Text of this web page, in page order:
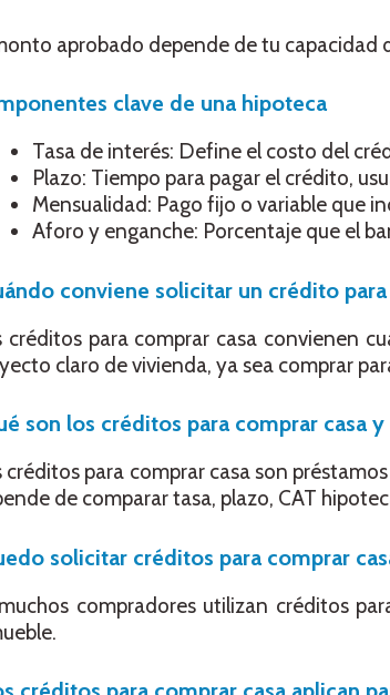
aprobado depende de tu capacidad
clave de una hipoteca
Tasa de interés: Define el costo del
Plazo: Tiempo para pagar el crédito,
Mensualidad: Pago fijo o variable que
Aforo y enganche: Porcentaje que el
conviene solicitar un crédito
créditos para comprar casa convienen
claro de vivienda, ya sea comprar
son los créditos para comprar casa
créditos para comprar casa son
de comparar tasa, plazo, CAT
solicitar créditos para comprar
compradores utilizan créditos